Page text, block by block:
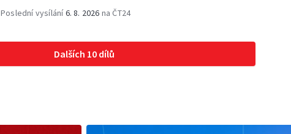
Poslední vysílání6. 8. 2026 na ČT24
Dalších 10 dílů